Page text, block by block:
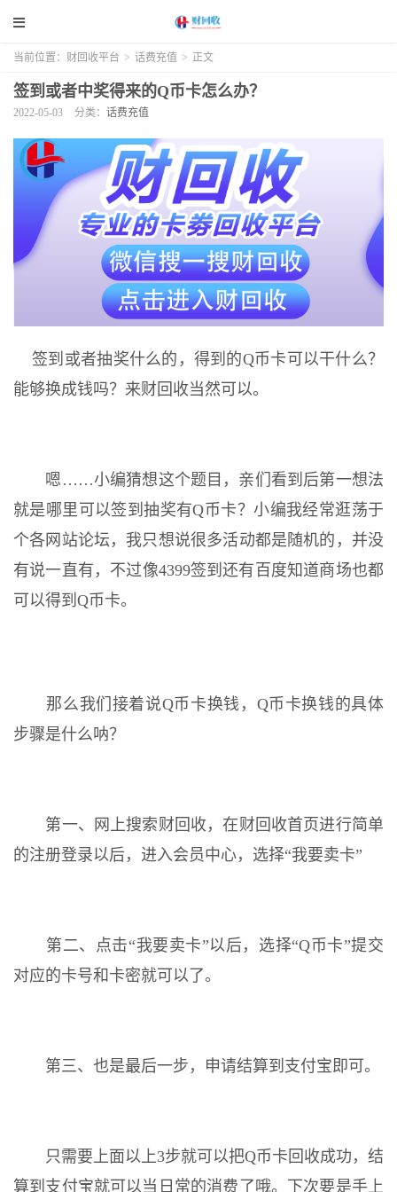
当前位置： 财回收平台 > 话费充值 > 正文
签到或者中奖得来的Q币卡怎么办？
2022-05-03 分类： 话费充值
签到或者抽奖什么的，得到的Q币卡可以干什么？
能够换成钱吗？来财回收当然可以。
嗯……小编猜想这个题目，亲们看到后第一想法
就是哪里可以签到抽奖有Q币卡？小编我经常逛荡于
个各网站论坛，我只想说很多活动都是随机的，并没
有说一直有，不过像4399签到还有百度知道商场也都
可以得到Q币卡。
那么我们接着说Q币卡换钱，Q币卡换钱的具体
步骤是什么呐？
第一、网上搜索财回收，在财回收首页进行简单
的注册登录以后，进入会员中心，选择“我要卖卡”
第二、点击“我要卖卡”以后，选择“Q币卡”提交
对应的卡号和卡密就可以了。
第三、也是最后一步，申请结算到支付宝即可。
只需要上面以上3步就可以把Q币卡回收成功，结
算到支付宝就可以当日常的消费了哦。下次要是手上